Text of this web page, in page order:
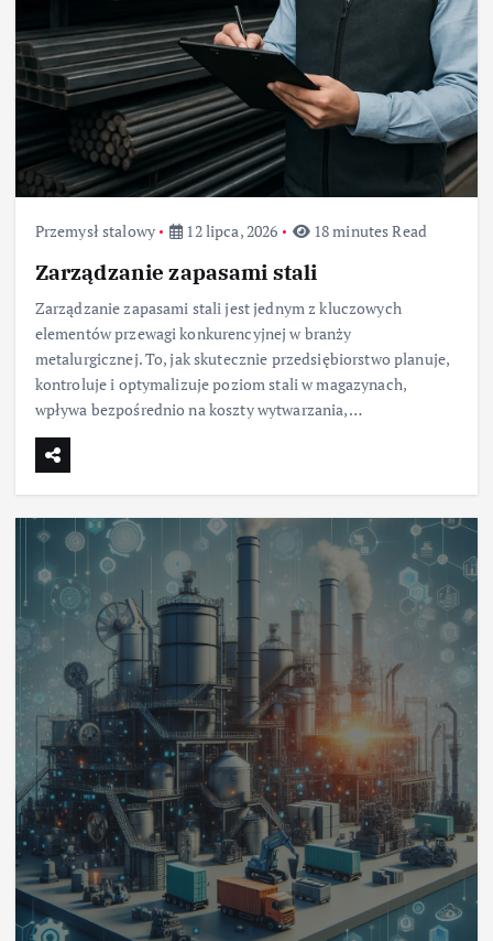
Przemysł stalowy 12 lipca, 2026 18 minutes Read
Zarządzanie zapasami stali
Zarządzanie zapasami stali jest jednym z kluczowych
elementów przewagi konkurencyjnej w branży
metalurgicznej. To, jak skutecznie przedsiębiorstwo planuje,
kontroluje i optymalizuje poziom stali w magazynach,
wpływa bezpośrednio na koszty wytwarzania,…